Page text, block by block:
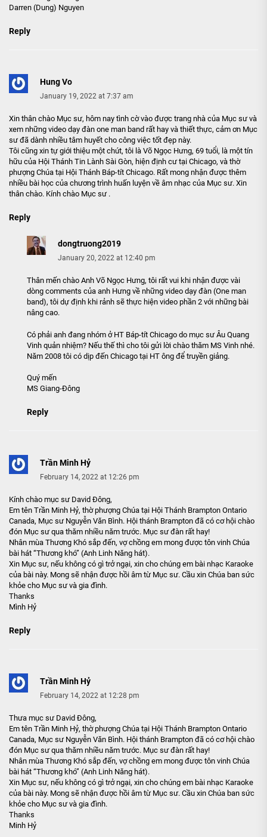
Darren (Dung) Nguyen
Reply
Hung Vo
January 19, 2022 at 7:37 am
Xin thân chào Mục sư, hôm nay tình cờ vào được trang nhà của Mục sư và
xem những video dạy đàn one man band rất hay và thiết thực, cảm ơn Mục
sư đã dành nhiều tâm huyết cho công việc tốt đẹp này.
Tôi cũng xin tự giới thiệu một chút, tôi là Võ Ngọc Hưng, 69 tuổi, là một tín
hữu của Hội Thánh Tin Lành Sài Gòn, hiện định cư tại Chicago, và thờ
phượng Chúa tại Hội Thánh Báp-tít Chicago. Rất mong nhận được thêm
nhiều bài học của chương trình huấn luyện về âm nhạc của Mục sư. Xin
thân chào. Kính chào Mục sư .
Reply
dongtruong2019
January 20, 2022 at 12:40 pm
Thân mến chào Anh Võ Ngọc Hưng, tôi rất vui khi nhận được vài
dòng comments của anh Hưng về những video dạy đàn (One man
band), tôi dự định khi rảnh sẽ thực hiện video phần 2 với những bài
nâng cao.
Có phải anh đang nhóm ở HT Báp-tít Chicago do mục sư Âu Quang
Vinh quản nhiệm? Nếu thế thì cho tôi gửi lời chào thăm MS Vinh nhé.
Năm 2008 tôi có dịp đến Chicago tại HT ông để truyền giảng.
Quý mến
MS Giang-Đông
Reply
Trần Minh Hỷ
February 14, 2022 at 12:26 pm
Kính chào mục sư David Đông,
Em tên Trần Minh Hỷ, thờ phượng Chúa tại Hội Thánh Brampton Ontario
Canada, Mục sư Nguyễn Văn Bình. Hội thánh Brampton đã có cơ hội chào
đón Mục sư qua thăm nhiều năm trước. Mục sư đàn rất hay!
Nhân mùa Thương Khó sắp đến, vợ chồng em mong được tôn vinh Chúa
bài hát “Thương khó” (Anh Linh Năng hát).
Xin Mục sư, nếu không có gì trở ngại, xin cho chúng em bài nhạc Karaoke
của bài này. Mong sẽ nhận được hồi âm từ Mục sư. Cầu xin Chúa ban sức
khỏe cho Mục sư và gia đình.
Thanks
Mình Hỷ
Reply
Trần Minh Hỷ
February 14, 2022 at 12:28 pm
Thưa mục sư David Đông,
Em tên Trần Minh Hỷ, thờ phượng Chúa tại Hội Thánh Brampton Ontario
Canada, Mục sư Nguyễn Văn Bình. Hội thánh Brampton đã có cơ hội chào
đón Mục sư qua thăm nhiều năm trước. Mục sư đàn rất hay!
Nhân mùa Thương Khó sắp đến, vợ chồng em mong được tôn vinh Chúa
bài hát “Thương khó” (Anh Linh Năng hát).
Xin Mục sư, nếu không có gì trở ngại, xin cho chúng em bài nhạc Karaoke
của bài này. Mong sẽ nhận được hồi âm từ Mục sư. Cầu xin Chúa ban sức
khỏe cho Mục sư và gia đình.
Thanks
Minh Hỷ